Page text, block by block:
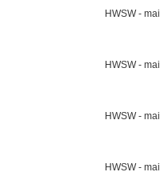
HWSW - mai
HWSW - mai
HWSW - mai
HWSW - mai